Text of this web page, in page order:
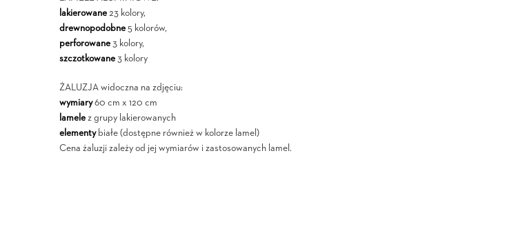
lakierowane 23 kolory,
drewnopodobne 5 kolorów,
perforowane 3 kolory,
szczotkowane 3 kolory
ŻALUZJA widoczna na zdjęciu:
wymiary60 cm x 120 cm
lamele z grupy lakierowanych
elementybiałe (dostępne również w kolorze lamel)
Cena żaluzji zależy od jej wymiarów i zastosowanych lamel.